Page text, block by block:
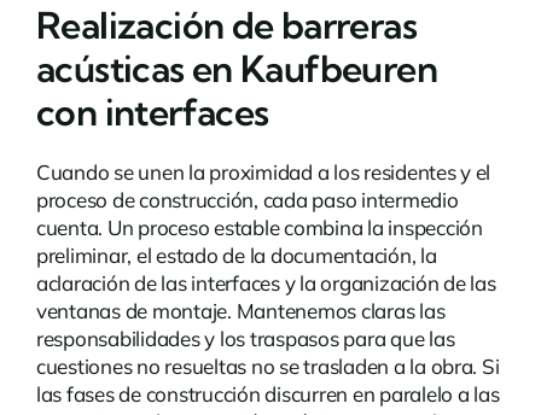
Realización de barreras
acústicas en Kaufbeuren
con interfaces
Cuando se unen la proximidad a los residentes y el
proceso de construcción, cada paso intermedio
cuenta. Un proceso estable combina la inspección
preliminar, el estado de la documentación, la
aclaración de las interfaces y la organización de las
ventanas de montaje. Mantenemos claras las
responsabilidades y los traspasos para que las
cuestiones no resueltas no se trasladen a la obra. Si
las fases de construcción discurren en paralelo a las